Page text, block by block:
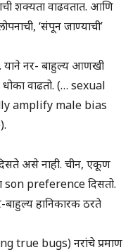
शक्यता वाढवतात. आणि
‘संपून जाण्याची’
याने नर- बाहुल्य आणखी
धोका वाढतो. (… sexual
amplify male bias
असे नाही. चीन, एकूण
son preference दिसतो.
हानिकारक ठरते
true bugs) नरांचे प्रमाण